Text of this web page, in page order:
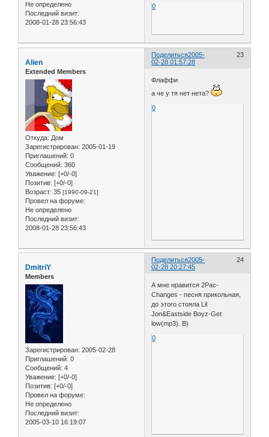
Не определено
Последний визит:
2008-01-28 23:56:43
0
Поделиться 23
2005-
02-28 01:57:28
Alien
Extended Members
Откуда: Дом
Зарегистрирован: 2005-01-19
Приглашений: 0
Сообщений: 360
Уважение: [+0/-0]
Позитив: [+0/-0]
Возраст: 35 [1990-09-21]
Провел на форуме:
Не определено
Последний визит:
2008-01-28 23:56:43
Флаффи
а че у тя нет нета?
0
Поделиться 24
2005-
02-28 20:27:45
DmitriY
Members
Зарегистрирован: 2005-02-28
Приглашений: 0
Сообщений: 4
Уважение: [+0/-0]
Позитив: [+0/-0]
Провел на форуме:
Не определено
Последний визит:
2005-03-10 16:19:07
А мне нравится 2Pac-
Changes - песня прикольная,
до этого стояла Lil
Jon&Eastside Boyz-Get
low(mp3). B)
0